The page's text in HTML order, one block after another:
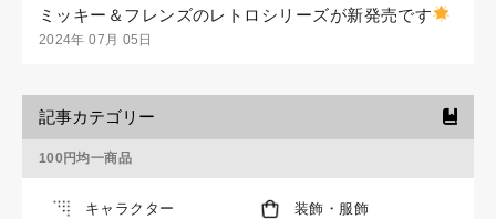
ミッキー＆フレンズのレトロシリーズが新発売です
2024年 07月 05日
記事カテゴリー
100円均一商品
キャラクター 装飾・服飾